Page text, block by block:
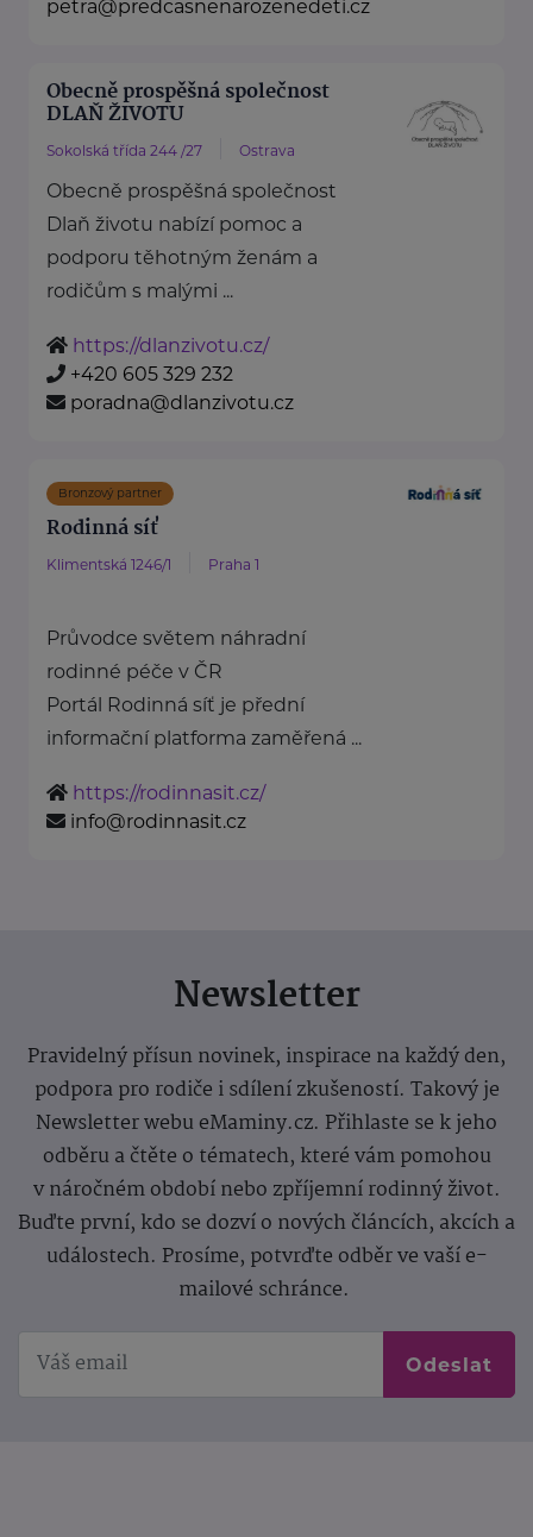
petra@predcasnenarozenedeti.cz
Obecně prospěšná společnost
DLAŇ ŽIVOTU
Sokolská třída 244 /27 Ostrava
Obecně prospěšná společnost
Dlaň životu nabízí pomoc a
podporu těhotným ženám a
rodičům s malými ...
https://dlanzivotu.cz/
+420 605 329 232
poradna@dlanzivotu.cz
Bronzový partner
Rodinná síť
Klimentská 1246/1 Praha 1
Průvodce světem náhradní
rodinné péče v ČR
Portál Rodinná síť je přední
informační platforma zaměřená ...
https://rodinnasit.cz/
info@rodinnasit.cz
Newsletter
Pravidelný přísun novinek, inspirace na každý den,
podpora pro rodiče i sdílení zkušeností. Takový je
Newsletter webu eMaminy.cz. Přihlaste se k jeho
odběru a čtěte o tématech, které vám pomohou
v náročném období nebo zpříjemní rodinný život.
Buďte první, kdo se dozví o nových článcích, akcích a
událostech. Prosíme, potvrďte odběr ve vaší e-
mailové schránce.
Odeslat